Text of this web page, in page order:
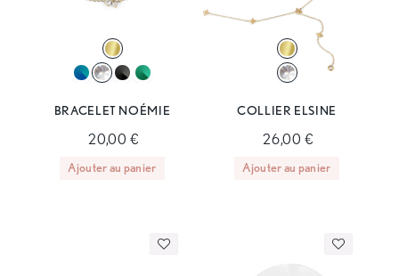
BRACELET NOÉMIE
20,00 €
Ajouter au panier
COLLIER ELSINE
26,00 €
Ajouter au panier